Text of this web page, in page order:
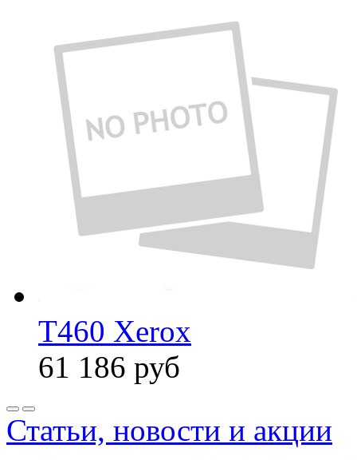
T460 Xerox
61 186 руб
Статьи, новости и акции